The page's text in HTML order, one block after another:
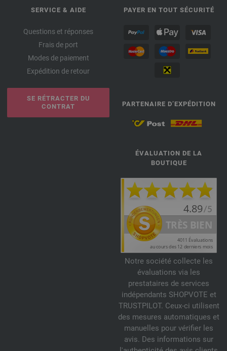
SERVICE & AIDE
Questions et réponses
Frais de port
Modes de paiement
Expédition de retour
SE RÉTRACTER DU
CONTRAT
PAYER EN TOUT SÉCURITÉ
PARTENAIRE D’EXPÉDITION
ÉVALUATION DE LA
BOUTIQUE
Notre société collecte les
évaluations via les
prestataires de services
indépendants SHOPVOTE et
TRUSTPILOT. Ceux-ci utilisent
des mesures automatiques et
manuelles pour vérifier les
avis. Des informations sur